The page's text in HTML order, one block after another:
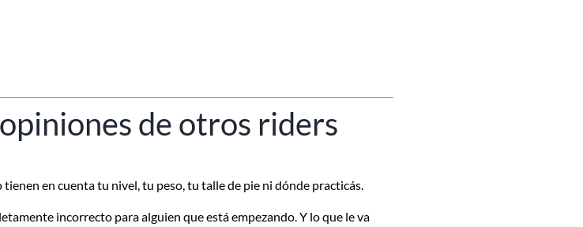
de otros riders
en cuenta tu nivel, tu peso, tu talle de pie ni dónde practicás.
incorrecto para alguien que está empezando. Y lo que le va